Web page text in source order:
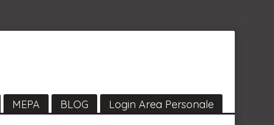
MEPA BLOG Login Area Personale